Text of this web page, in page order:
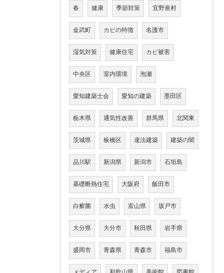
春 健康 季節対策 宜野座村
金武町 カビの特徴 名護市
湿気対策 健康住宅 カビ被害
中央区 室内環境 泡瀬
愛知建築士会 愛知の建築 墨田区
栃木県 通気性改善 群馬県 北関東
茨城県 板橋区 違法建築 建築の闇
品川駅 新潟県 新潟市 石垣島
基礎断熱住宅 大阪府 飯田市
白癬菌 水虫 富山県 坂戸市
大分県 大分市 秋田県 岩手県
盛岡市 青森県 青森市 福島市